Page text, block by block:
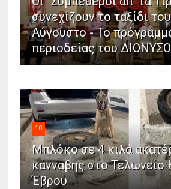
συνεχίζουν το ταξίδι
Αύγουστο - Το
περιοδείας του
10
Μπλόκο σε 4 κιλά
κάνναβης στο Τελωνείο
Έβρου